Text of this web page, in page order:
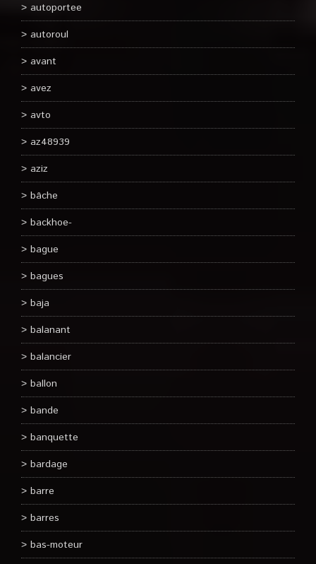
autoportee
autoroul
avant
avez
avto
az48939
aziz
bâche
backhoe-
bague
bagues
baja
balanant
balancier
ballon
bande
banquette
bardage
barre
barres
bas-moteur